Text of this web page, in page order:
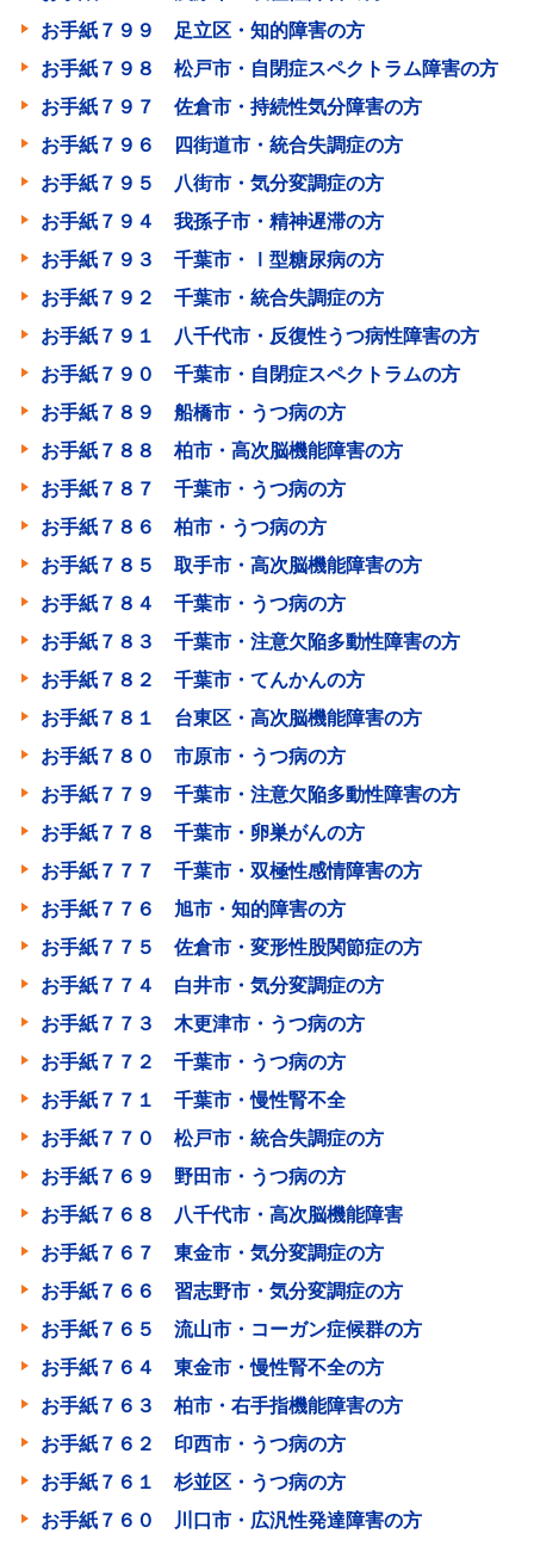
お手紙７９９ 足立区・知的障害の方
お手紙７９８ 松戸市・自閉症スペクトラム障害の方
お手紙７９７ 佐倉市・持続性気分障害の方
お手紙７９６ 四街道市・統合失調症の方
お手紙７９５ 八街市・気分変調症の方
お手紙７９４ 我孫子市・精神遅滞の方
お手紙７９３ 千葉市・Ⅰ型糖尿病の方
お手紙７９２ 千葉市・統合失調症の方
お手紙７９１ 八千代市・反復性うつ病性障害の方
お手紙７９０ 千葉市・自閉症スペクトラムの方
お手紙７８９ 船橋市・うつ病の方
お手紙７８８ 柏市・高次脳機能障害の方
お手紙７８７ 千葉市・うつ病の方
お手紙７８６ 柏市・うつ病の方
お手紙７８５ 取手市・高次脳機能障害の方
お手紙７８４ 千葉市・うつ病の方
お手紙７８３ 千葉市・注意欠陥多動性障害の方
お手紙７８２ 千葉市・てんかんの方
お手紙７８１ 台東区・高次脳機能障害の方
お手紙７８０ 市原市・うつ病の方
お手紙７７９ 千葉市・注意欠陥多動性障害の方
お手紙７７８ 千葉市・卵巣がんの方
お手紙７７７ 千葉市・双極性感情障害の方
お手紙７７６ 旭市・知的障害の方
お手紙７７５ 佐倉市・変形性股関節症の方
お手紙７７４ 白井市・気分変調症の方
お手紙７７３ 木更津市・うつ病の方
お手紙７７２ 千葉市・うつ病の方
お手紙７７１ 千葉市・慢性腎不全
お手紙７７０ 松戸市・統合失調症の方
お手紙７６９ 野田市・うつ病の方
お手紙７６８ 八千代市・高次脳機能障害
お手紙７６７ 東金市・気分変調症の方
お手紙７６６ 習志野市・気分変調症の方
お手紙７６５ 流山市・コーガン症候群の方
お手紙７６４ 東金市・慢性腎不全の方
お手紙７６３ 柏市・右手指機能障害の方
お手紙７６２ 印西市・うつ病の方
お手紙７６１ 杉並区・うつ病の方
お手紙７６０ 川口市・広汎性発達障害の方